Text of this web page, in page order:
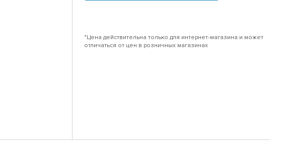
*Цена действительна только для интернет-магазина и может
отличаться от цен в розничных магазинах